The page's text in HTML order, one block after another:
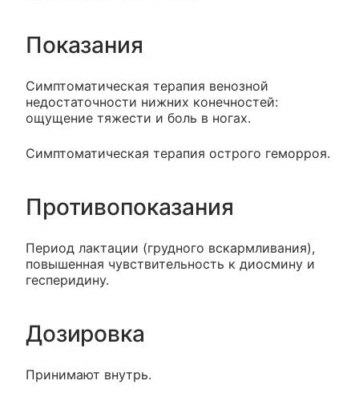
Показания
Симптоматическая терапия венозной
недостаточности нижних конечностей:
ощущение тяжести и боль в ногах.
Симптоматическая терапия острого геморроя.
Противопоказания
Период лактации (грудного вскармливания),
повышенная чувствительность к диосмину и
гесперидину.
Дозировка
Принимают внутрь.